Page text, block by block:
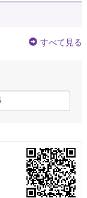
すべて見る